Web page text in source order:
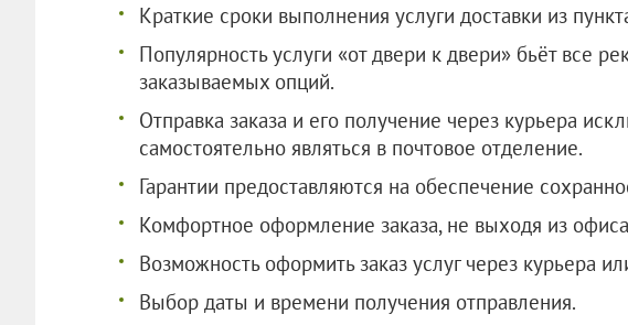
Краткие сроки выполнения услуги доставки из
Популярность услуги «от двери к двери» бьёт все
заказываемых опций.
Отправка заказа и его получение через курьера
самостоятельно являться в почтовое отделение.
Гарантии предоставляются на обеспечение
Комфортное оформление заказа, не выходя из
Возможность оформить заказ услуг через курьера
Выбор даты и времени получения отправления.